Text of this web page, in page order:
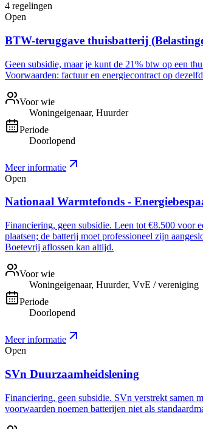
4 regelingen
Open
BTW-teruggave thuisbatterij
Geen subsidie, maar je kunt de 21% btw op een
Voorwaarden: factuur en energiecontract op
Voor wie
Woningeigenaar, Huurder
Periode
Doorlopend
Meer informatie
Open
Nationaal Warmtefonds -
Financiering, geen subsidie. Leen tot €8.500 voor
plaatsen; de batterij moet professioneel zijn
Boetevrij aflossen kan altijd.
Voor wie
Woningeigenaar, Huurder, VvE / vereniging
Periode
Doorlopend
Meer informatie
Open
SVn Duurzaamheidslening
Financiering, geen subsidie. SVn verstrekt samen
voorwaarden noemen batterijen niet als